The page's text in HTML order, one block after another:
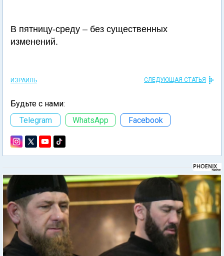
В пятницу-среду – без существенных
изменений.
ИЗРАИЛЬ СЛЕДУЮЩАЯ СТАТЬЯ
Будьте с нами:
Telegram
WhatsApp Facebook